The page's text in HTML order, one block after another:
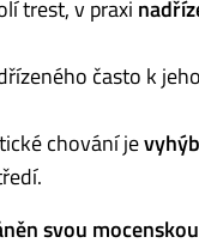
trest, v praxi
často k
chování je
svou